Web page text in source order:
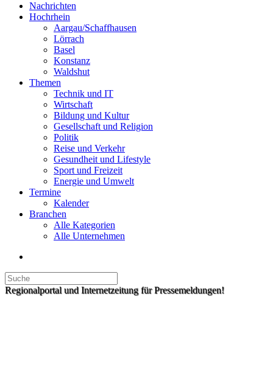
Nachrichten
Hochrhein
Aargau/Schaffhausen
Lörrach
Basel
Konstanz
Waldshut
Themen
Technik und IT
Wirtschaft
Bildung und Kultur
Gesellschaft und Religion
Politik
Reise und Verkehr
Gesundheit und Lifestyle
Sport und Freizeit
Energie und Umwelt
Termine
Kalender
Branchen
Alle Kategorien
Alle Unternehmen
Regionalportal und Internetzeitung für Pressemeldungen!